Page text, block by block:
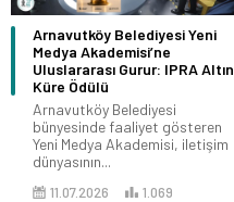
Arnavutköy Belediyesi Yeni
Medya Akademisi’ne
Uluslararası Gurur: IPRA Altın
Küre Ödülü
Arnavutköy Belediyesi
bünyesinde faaliyet gösteren
Yeni Medya Akademisi, iletişim
dünyasının...
11.07.2026 1.069